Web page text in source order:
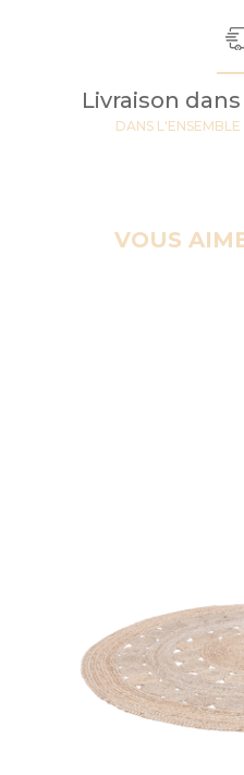
Livraison
DANS
VOUS